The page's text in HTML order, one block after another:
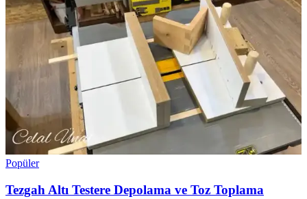
Popüler
Tezgah Altı Testere Depolama ve Toz Toplama